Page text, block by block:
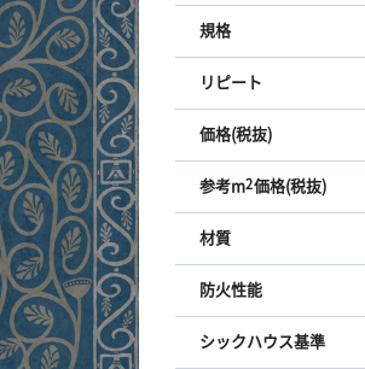
規格
リピート
価格(税抜)
参考m2価格(税抜)
材質
防火性能
シックハウス基準